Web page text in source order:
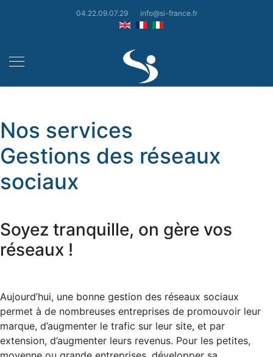
04.22.09.07.29 info@si-france.fr
Nos services
Gestions des réseaux
sociaux
Soyez tranquille, on gère vos
réseaux !
Aujourd’hui, une bonne gestion des réseaux sociaux
permet à de nombreuses entreprises de promouvoir leur
marque, d’augmenter le trafic sur leur site, et par
extension, d’augmenter leurs revenus. Pour les petites,